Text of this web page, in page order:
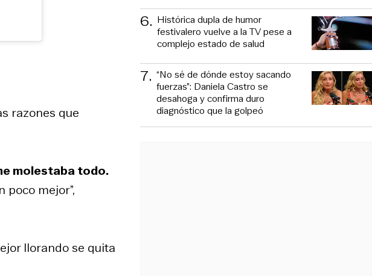
razones que
molestaba todo.
poco mejor”,
llorando se quita
6. Histórica dupla de humor
festivalero vuelve a la TV pese a
complejo estado de salud
7. “No sé de dónde estoy sacando
fuerzas”: Daniela Castro se
desahoga y confirma duro
diagnóstico que la golpeó